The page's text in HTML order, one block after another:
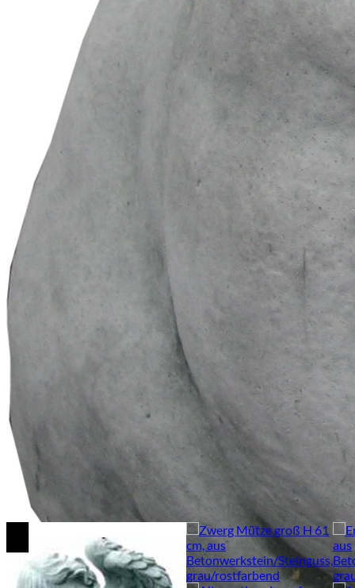
Beschreibung
Zusätzliche Informationen
Lachendes Steingesicht
Material: Betonwerkstein/Steinguss, grau
H ca. 12 x B 18 x L 20 cm
Das witterungs- und frostbeständige Material macht die
Figuren zum perfekten Deko-Objekt für draußen,
aber auch in Ihrer Wohnung bleibt die Anwesenheit nicht
wirkungslos.
Alle Figuren werden in handwerklicher Arbeit hergestellt.
Daher ist nicht auszuschließen,
dass es zu Abweichungen in Farbe und Oberflächenstruktur
kommen kann.
Betonwerkstein
Länge in cm 20
Ähnliche Produkte